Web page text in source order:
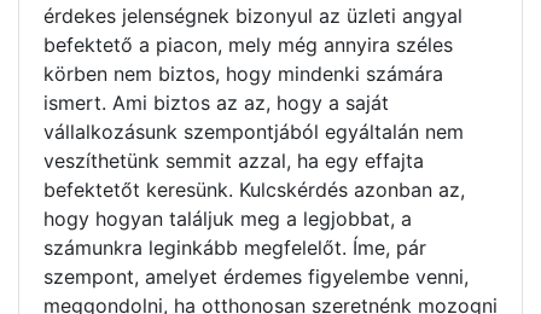
érdekes jelenségnek bizonyul az üzleti angyal
befektető a piacon, mely még annyira széles
körben nem biztos, hogy mindenki számára
ismert. Ami biztos az az, hogy a saját
vállalkozásunk szempontjából egyáltalán nem
veszíthetünk semmit azzal, ha egy effajta
befektetőt keresünk. Kulcskérdés azonban az,
hogy hogyan találjuk meg a legjobbat, a
számunkra leginkább megfelelőt. Íme, pár
szempont, amelyet érdemes figyelembe venni,
meggondolni, ha otthonosan szeretnénk mozogni